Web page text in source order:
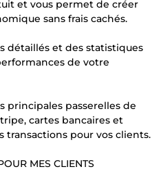
et vous permet de créer
sans frais cachés.
détaillés et des statistiques
de votre
principales passerelles de
cartes bancaires et
transactions pour vos clients.
MES CLIENTS